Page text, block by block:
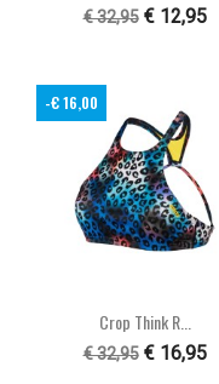
€ 32,95 € 12,95
Crop Think R...
€ 32,95 € 16,95
-€ 16,00